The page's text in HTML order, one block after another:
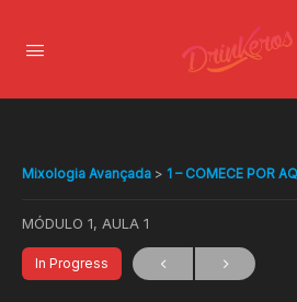
Mixologia Avançada 1 – COMECE POR
MÓDULO 1, AULA 1
In Progress